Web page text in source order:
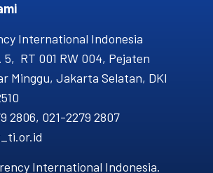
International Indonesia
5, RT 001 RW 004, Pejaten
Minggu, Jakarta Selatan, DKI
2806, 021-2279 2807
International Indonesia.